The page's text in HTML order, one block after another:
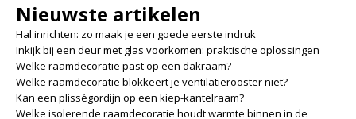
Nieuwste artikelen
Hal inrichten: zo maak je een goede eerste indruk
Inkijk bij een deur met glas voorkomen: praktische oplossingen
Welke raamdecoratie past op een dakraam?
Welke raamdecoratie blokkeert je ventilatierooster niet?
Kan een plisségordijn op een kiep-kantelraam?
Welke isolerende raamdecoratie houdt warmte binnen in de